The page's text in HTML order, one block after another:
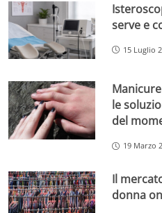
serve e
15 Luglio
le
del
19 Marzo
Il
donna